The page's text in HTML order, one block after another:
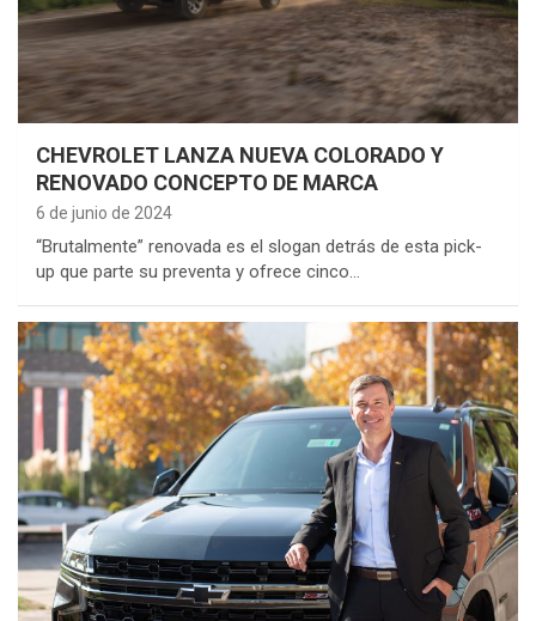
CHEVROLET LANZA NUEVA COLORADO Y
RENOVADO CONCEPTO DE MARCA
6 de junio de 2024
“Brutalmente” renovada es el slogan detrás de esta pick-
up que parte su preventa y ofrece cinco…